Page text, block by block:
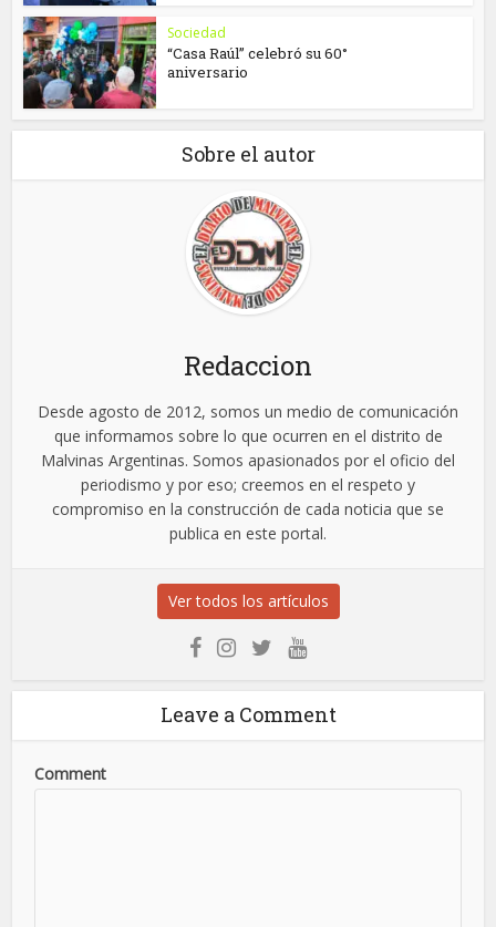
Sociedad
“Casa Raúl” celebró su 60°
aniversario
Sobre el autor
Redaccion
Desde agosto de 2012, somos un medio de comunicación
que informamos sobre lo que ocurren en el distrito de
Malvinas Argentinas. Somos apasionados por el oficio del
periodismo y por eso; creemos en el respeto y
compromiso en la construcción de cada noticia que se
publica en este portal.
Ver todos los artículos
Leave a Comment
Comment